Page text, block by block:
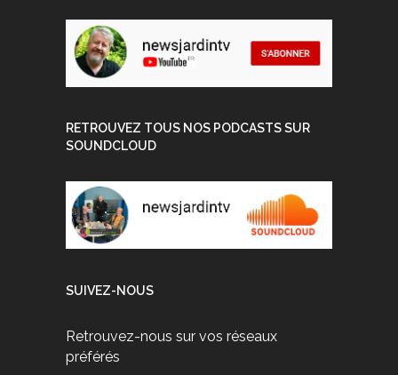
RETROUVEZ TOUS NOS PODCASTS SUR
SOUNDCLOUD
SUIVEZ-NOUS
Retrouvez-nous sur vos réseaux
préférés